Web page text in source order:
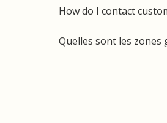
How do I contact
Quelles sont les